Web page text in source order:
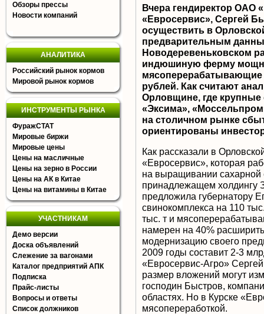
Обзоры прессы
Новости компаний
АНАЛИТИКА
Российский рынок кормов
Мировой рынок кормов
ИНСТРУМЕНТЫ РЫНКА
ФуражСТАТ
Мировые биржи
Мировые цены
Цены на масличные
Цены на зерно в России
Цены на АК в Китае
Цены на витамины в Китае
УЧАСТНИКАМ
Демо версии
Доска объявлений
Слежение за вагонами
Каталог предприятий АПК
Подписка
Прайс-листы
Вопросы и ответы
Список должников
Вчера гендиректор ОАО
«Евросервис», Сергей
осуществить в
предварительным
Новодеревеньковском
индюшиную ферму
мясоперерабатывающие
рублей. Как считают
Орловщине, где
«Эксима»,
на столичном рынке
ориентированы
Как рассказали в
«Евросервис», которая
на выращивании сахарной
принадлежащем холдингу
предложила губернатору
свинокомплекса на 110
тыс. т и
намерен на 40%
модернизацию своего
2009 годы составит 2-3
«Евросервис-Агро»
размер вложений могут
господин Быстров,
областях. Но в Курске
мясопереработкой.